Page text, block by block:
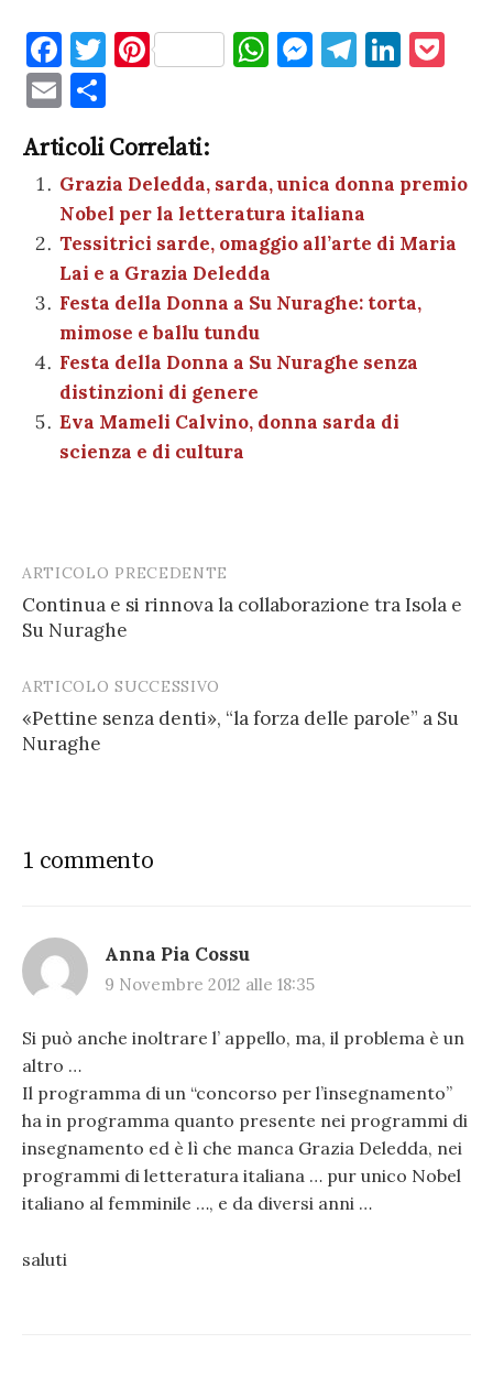
F
a
c
e
b
o
o
k
T
te
r
Pi
es
t
W
A
p
p
M
g
er
T
a
m
Li
dI
n
et
E
m
ai
l
n
di
vi
di
Articoli Correlati:
Grazia Deledda, sarda, unica donna premio
Nobel per la letteratura italiana
Tessitrici sarde, omaggio all’arte di Maria
Lai e a Grazia Deledda
Festa della Donna a Su Nuraghe: torta,
mimose e ballu tundu
Festa della Donna a Su Nuraghe senza
distinzioni di genere
Eva Mameli Calvino, donna sarda di
scienza e di cultura
Post
navigation
ARTICOLO PRECEDENTE
Continua e si rinnova la collaborazione tra Isola e
Su Nuraghe
ARTICOLO SUCCESSIVO
«Pettine senza denti», “la forza delle parole” a Su
Nuraghe
1 commento
Anna Pia Cossu
9 Novembre 2012 alle 18:35
Si può anche inoltrare l’ appello, ma, il problema è un
altro …
Il programma di un “concorso per l’insegnamento”
ha in programma quanto presente nei programmi di
insegnamento ed è lì che manca Grazia Deledda, nei
programmi di letteratura italiana … pur unico Nobel
italiano al femminile …, e da diversi anni …
saluti